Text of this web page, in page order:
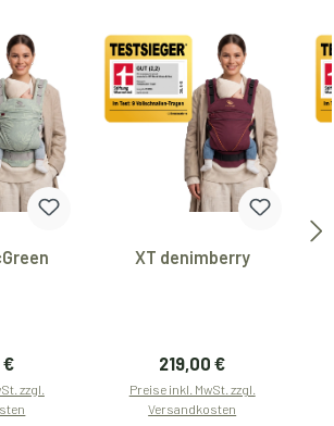
€
zzgl.
XT denimberry
Regular price:
219,00 €
Preise inkl. MwSt. zzgl.
Versandkosten